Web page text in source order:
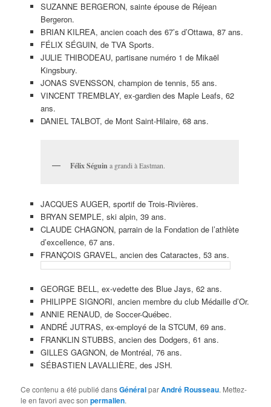
SUZANNE BERGERON, sainte épouse de Réjean
Bergeron.
BRIAN KILREA, ancien coach des 67’s d’Ottawa, 87 ans.
FÉLIX SÉGUIN, de TVA Sports.
JULIE THIBODEAU, partisane numéro 1 de Mikaël
Kingsbury.
JONAS SVENSSON, champion de tennis, 55 ans.
VINCENT TREMBLAY, ex-gardien des Maple Leafs, 62
ans.
DANIEL TALBOT, de Mont Saint-Hilaire, 68 ans.
Félix Séguin a grandi à Eastman.
JACQUES AUGER, sportif de Trois-Rivières.
BRYAN SEMPLE, ski alpin, 39 ans.
CLAUDE CHAGNON, parrain de la Fondation de l’athlète
d’excellence, 67 ans.
FRANÇOIS GRAVEL, ancien des Cataractes, 53 ans.
GEORGE BELL, ex-vedette des Blue Jays, 62 ans.
PHILIPPE SIGNORI, ancien membre du club Médaille d’Or.
ANNIE RENAUD, de Soccer-Québec.
ANDRÉ JUTRAS, ex-employé de la STCUM, 69 ans.
FRANKLIN STUBBS, ancien des Dodgers, 61 ans.
GILLES GAGNON, de Montréal, 76 ans.
SÉBASTIEN LAVALLIÈRE, des JSH.
Ce contenu a été publié dansGénéralparAndré Rousseau. Mettez-
le en favori avec sonpermalien.